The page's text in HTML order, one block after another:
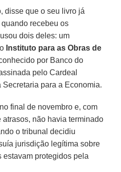
disse que o seu livro já
recebeu os
dois deles: um
Instituto para as Obras de
por Banco do
pelo Cardeal
Secretaria para a Economia.
final de novembro e, com
não havia terminado
o tribunal decidiu
jurisdição legítima sobre
protegidos pela